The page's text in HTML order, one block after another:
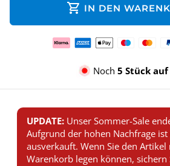
shopping_cart IN DEN
Zahlungsmethoden
Noch 5 Stück auf
UPDATE: Unser Sommer-Sale
Aufgrund der hohen Nachfrage
ausverkauft. Wenn Sie den Artikel
Warenkorb legen können, sichern